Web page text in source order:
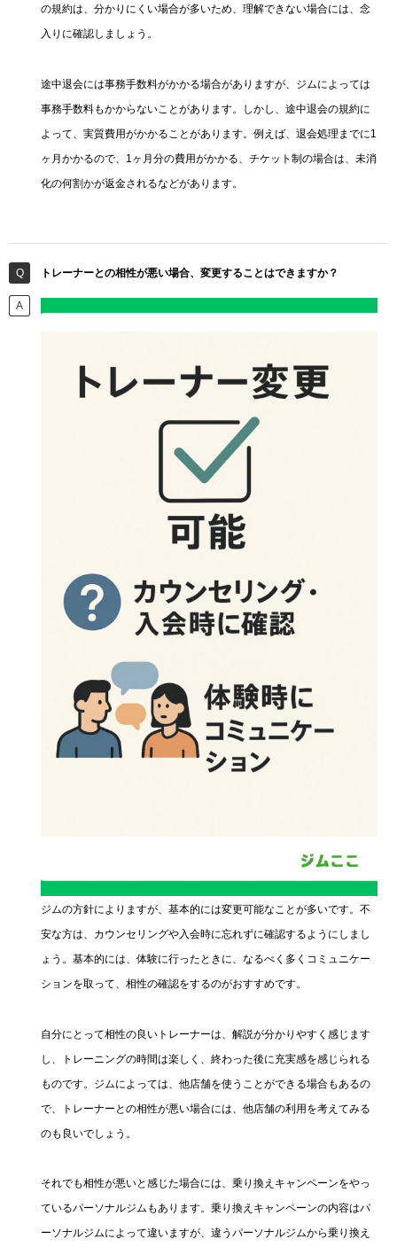
の規約は、分かりにくい場合が多いため、理解できない場合には、念
入りに確認しましょう。
途中退会には事務手数料がかかる場合がありますが、ジムによっては
事務手数料もかからないことがあります。しかし、途中退会の規約に
よって、実質費用がかかることがあります。例えば、退会処理までに1
ヶ月かかるので、1ヶ月分の費用がかかる、チケット制の場合は、未消
化の何割かが返金されるなどがあります。
トレーナーとの相性が悪い場合、変更することはできますか？
ジムの方針によりますが、基本的には変更可能なことが多いです。不
安な方は、カウンセリングや入会時に忘れずに確認するようにしまし
ょう。基本的には、体験に行ったときに、なるべく多くコミュニケー
ションを取って、相性の確認をするのがおすすめです。
自分にとって相性の良いトレーナーは、解説が分かりやすく感じます
し、トレーニングの時間は楽しく、終わった後に充実感を感じられる
ものです。ジムによっては、他店舗を使うことができる場合もあるの
で、トレーナーとの相性が悪い場合には、他店舗の利用を考えてみる
のも良いでしょう。
それでも相性が悪いと感じた場合には、乗り換えキャンペーンをやっ
ているパーソナルジムもあります。乗り換えキャンペーンの内容はパ
ーソナルジムによって違いますが、違うパーソナルジムから乗り換え